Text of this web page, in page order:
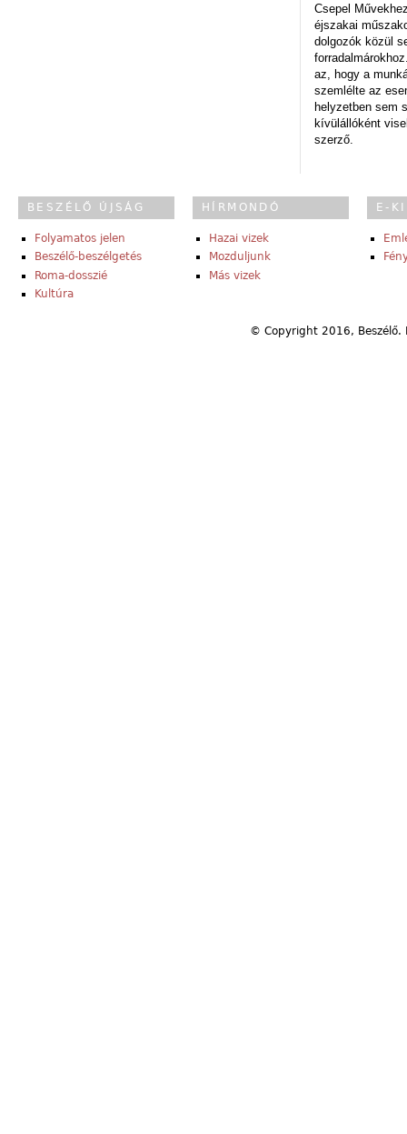
Csepel
éjszakai
dolgozók közül
az, hogy a
szemlélte az
helyzetben sem
kívülállóként
szerző.
BESZÉLŐ ÚJSÁG
Folyamatos jelen
Beszélő-beszélgetés
Roma-dosszié
Kultúra
HÍRMONDÓ
Hazai vizek
Mozduljunk
Más vizek
E-
© Copyright 2016,